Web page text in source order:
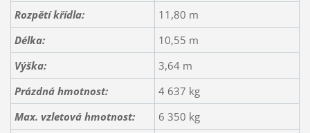
Rozpětí křídla:
11,80 m
Délka:
10,55 m
Výška:
3,64 m
Prázdná hmotnost:
4 637 kg
Max. vzletová hmotnost:
6 350 kg